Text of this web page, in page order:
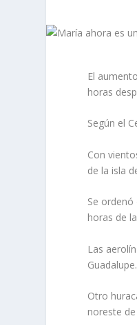
El
horas
Según el
Con
de la isla
Se
horas de
Las
Guadalupe.
Otro
noreste